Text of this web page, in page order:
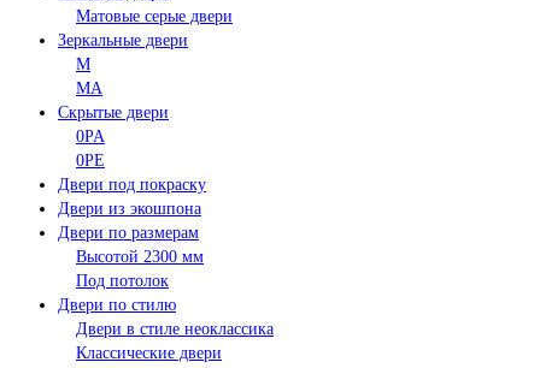
Матовые серые двери
Зеркальные двери
M
MA
Скрытые двери
0PA
0PE
Двери под покраску
Двери из экошпона
Двери по размерам
Высотой 2300 мм
Под потолок
Двери по стилю
Двери в стиле неоклассика
Классические двери